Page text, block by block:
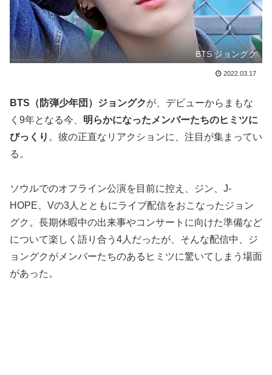
BTS ジョングク
2022.03.17
BTS（防弾少年団）ジョングクが、デビューからまもな
く9年となる今、 明らかになったメンバーたちのヒミツに
びっくり 。彼の正直なリアクションに、注目が集まってい
る。
ソウルでのオフライン公演を目前に控え、ジン、J-
HOPE、Vの3人とともにライブ配信をおこなったジョン
グク。長期休暇中の出来事やコンサートに向けた準備など
について楽しく語り合う4人だったが、そんな配信中、ジ
ョングクがメンバーたちのあるヒミツに驚いてしまう場面
があった。